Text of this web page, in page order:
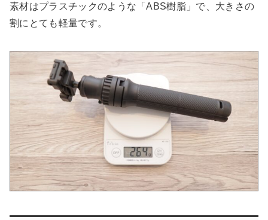
素材はプラスチックのような「ABS樹脂」で、大きさの
割にとても軽量です。